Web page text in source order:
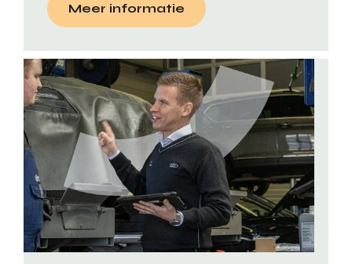
Meer informatie